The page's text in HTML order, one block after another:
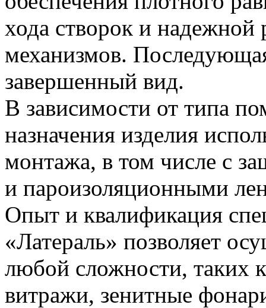
хода створок и
механизмов.
завершенный вид.
В зависимости от типа
назначения изделия
монтажа, в том числе c
и пароизоляционными
Опыт и квалификация
«Латераль» позволяет
любой сложности, таких
витражи, зенитные